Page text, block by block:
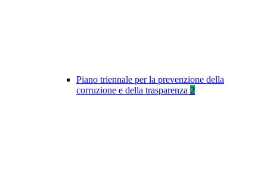
Piano triennale per la prevenzione della
corruzione e della trasparenza 2